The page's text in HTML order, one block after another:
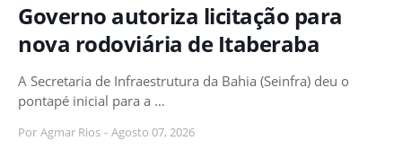
Governo autoriza licitação para
nova rodoviária de Itaberaba
A Secretaria de Infraestrutura da Bahia (Seinfra) deu o
pontapé inicial para a …
Por Agmar Rios - Agosto 07, 2026